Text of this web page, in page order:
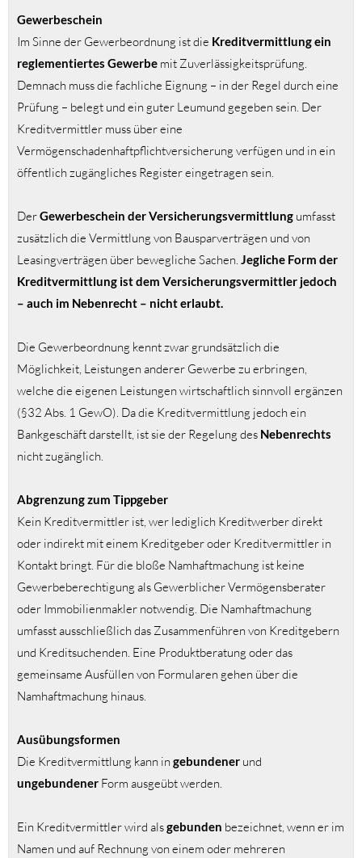
Gewerbeschein
Im Sinne der Gewerbeordnung ist die Kreditvermittlung ein
reglementiertes Gewerbe mit Zuverlässigkeitsprüfung.
Demnach muss die fachliche Eignung – in der Regel durch eine
Prüfung – belegt und ein guter Leumund gegeben sein. Der
Kreditvermittler muss über eine
Vermögenschadenhaftpflichtversicherung verfügen und in ein
öffentlich zugängliches Register eingetragen sein.
DerGewerbeschein der Versicherungsvermittlung umfasst
zusätzlich die Vermittlung von Bausparverträgen und von
Leasingverträgen über bewegliche Sachen. Jegliche Form der
Kreditvermittlung ist dem Versicherungsvermittler jedoch
– auch im Nebenrecht – nicht erlaubt.
Die Gewerbeordnung kennt zwar grundsätzlich die
Möglichkeit, Leistungen anderer Gewerbe zu erbringen,
welche die eigenen Leistungen wirtschaftlich sinnvoll ergänzen
(§32 Abs. 1 GewO). Da die Kreditvermittlung jedoch ein
Bankgeschäft darstellt, ist sie der Regelung des Nebenrechts
nicht zugänglich.
Abgrenzung zum Tippgeber
Kein Kreditvermittler ist, wer lediglich Kreditwerber direkt
oder indirekt mit einem Kreditgeber oder Kreditvermittler in
Kontakt bringt. Für die bloße Namhaftmachung ist keine
Gewerbeberechtigung als Gewerblicher Vermögensberater
oder Immobilienmakler notwendig. Die Namhaftmachung
umfasst ausschließlich das Zusammenführen von Kreditgebern
und Kreditsuchenden. Eine Produktberatung oder das
gemeinsame Ausfüllen von Formularen gehen über die
Namhaftmachung hinaus.
Ausübungsformen
Die Kreditvermittlung kann in gebundener und
ungebundener Form ausgeübt werden.
Ein Kreditvermittler wird alsgebunden bezeichnet, wenn er im
Namen und auf Rechnung von einem oder mehreren